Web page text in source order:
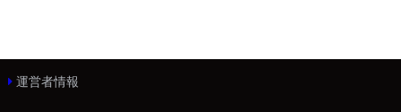
運営者情報